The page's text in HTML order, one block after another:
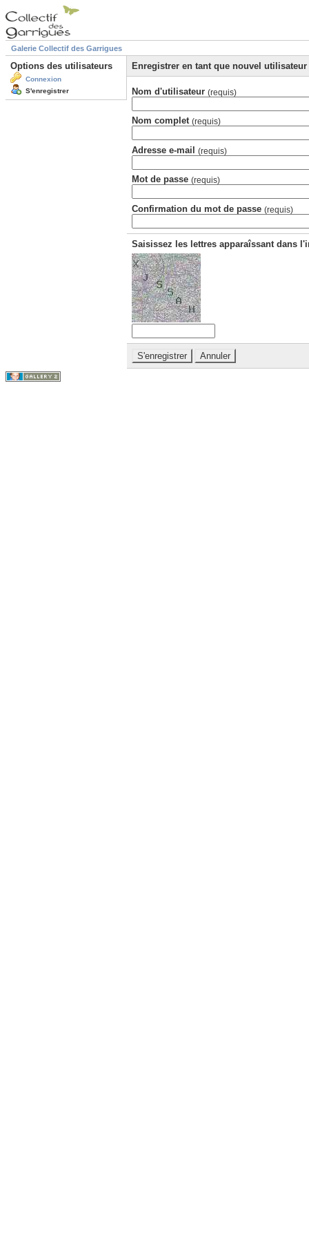
Galerie Collectif des Garrigues
Options des utilisateurs
Connexion
S'enregistrer
Enregistrer en tant que nouvel utilisateur
Nom d'utilisateur (requis)
Nom complet (requis)
Adresse e-mail (requis)
Mot de passe (requis)
Confirmation du mot de passe (requis)
Saisissez les lettres apparaîssant dans